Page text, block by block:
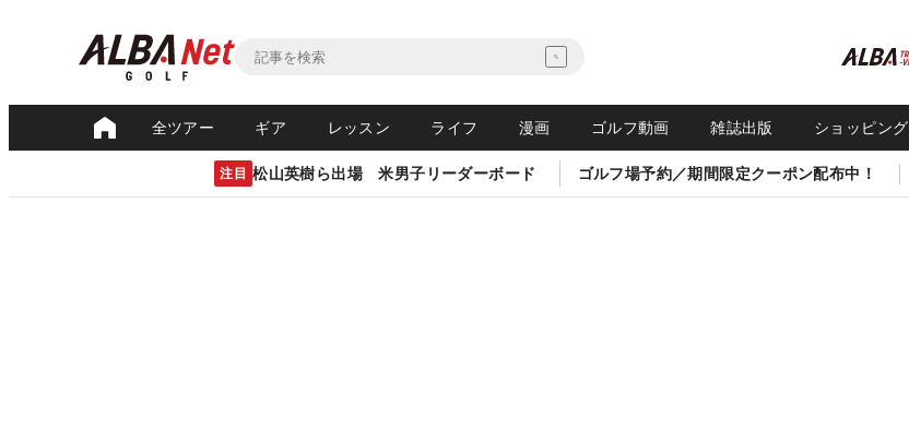
全ツアー ギア レッスン ライフ 漫画 ゴルフ動画 雑誌出版 ショッピング
注目 松山英樹ら出場 米男子リーダーボード ゴルフ場予約／期間限定クーポン配布中！